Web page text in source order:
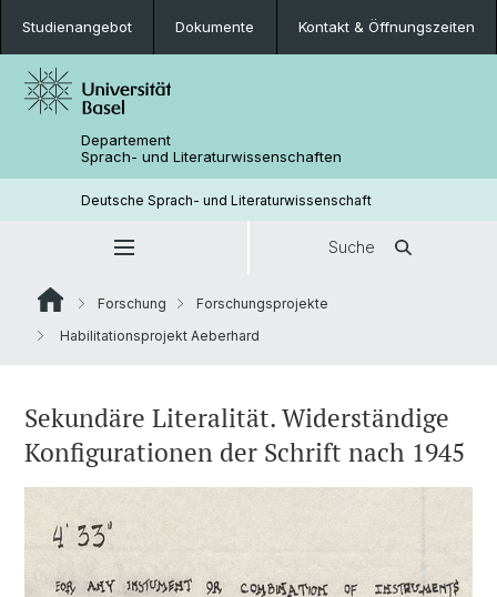
Studienangebot Dokumente Kontakt & Öffnungszeiten
Departement
Sprach- und Literaturwissenschaften
Deutsche Sprach- und Literaturwissenschaft
Suche
Forschung
Forschungsprojekte
Habilitationsprojekt Aeberhard
Sekundäre Literalität. Widerständige
Konfigurationen der Schrift nach 1945